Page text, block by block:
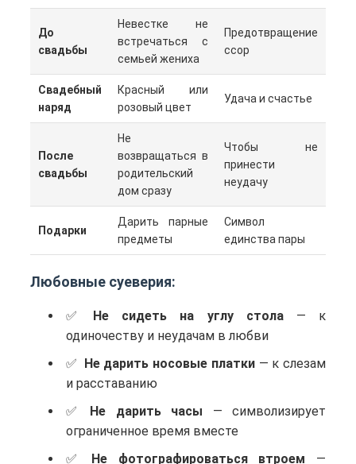
До
свадьбы
Невестке не
встречаться с
семьей жениха
Предотвращение
ссор
Свадебный
наряд
Красный или
розовый цвет
Удача и счастье
После
свадьбы
Не
возвращаться в
родительский
дом сразу
Чтобы не
принести
неудачу
Подарки
Дарить парные
предметы
Символ
единства пары
Любовные суеверия:
Не сидеть на углу стола— к
одиночеству и неудачам в любви
Не дарить носовые платки— к слезам
и расставанию
Не дарить часы — символизирует
ограниченное время вместе
Не фотографироваться втроем —